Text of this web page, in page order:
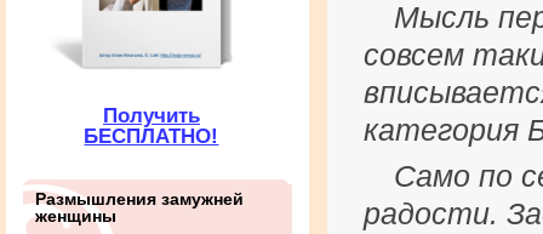
Мысль
совсем
категория
Само по
радости.
Получить
БЕСПЛАТНО!
Размышления замужней
женщины